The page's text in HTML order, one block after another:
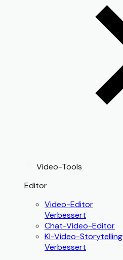
Video-Tools
Editor
Video-Editor
Verbessert
Chat-Video-Editor
KI-Video-Storytelling
Verbessert